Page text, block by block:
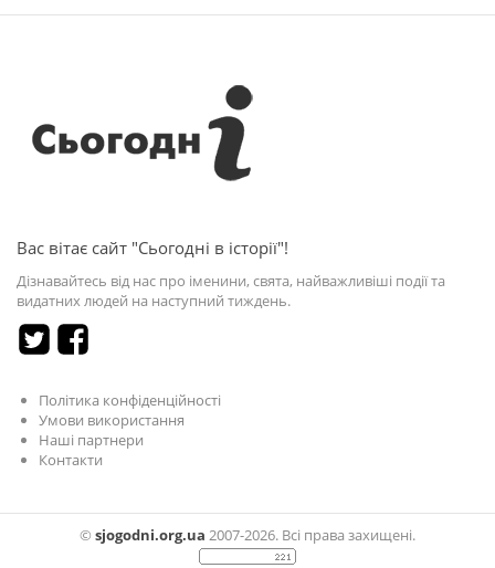
Вас вітає сайт "Сьогодні в історії"!
Дізнавайтесь від нас про іменини, свята, найважливіші події та
видатних людей на наступний тиждень.
Політика конфіденційності
Умови використання
Наші партнери
Контакти
© sjogodni.org.ua 2007-2026. Всі права захищені.